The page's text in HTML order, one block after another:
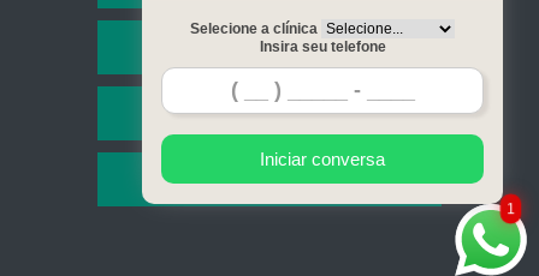
Serviços
Contato
Mapa do site
1
Selecione a clínica
Insira seu telefone
Iniciar conversa